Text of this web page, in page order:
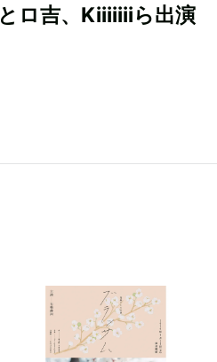
とロ吉、Kiiiiiiiら出演